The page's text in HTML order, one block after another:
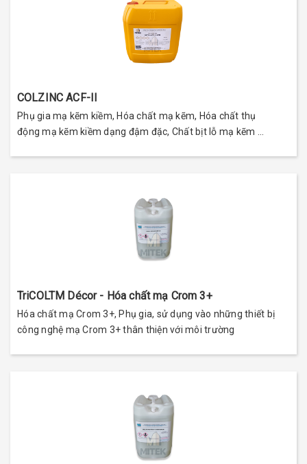
COLZINC ACF-II
Phụ gia mạ kẽm kiềm, Hóa chất mạ kẽm, Hóa chất thụ
động mạ kẽm kiềm dạng đậm đặc, Chất bịt lỗ mạ kẽm ...
TriCOLTM Décor - Hóa chất mạ Crom 3+
Hóa chất mạ Crom 3+, Phụ gia, sử dụng vào những thiết bị
công nghệ mạ Crom 3+ thân thiện với môi trường